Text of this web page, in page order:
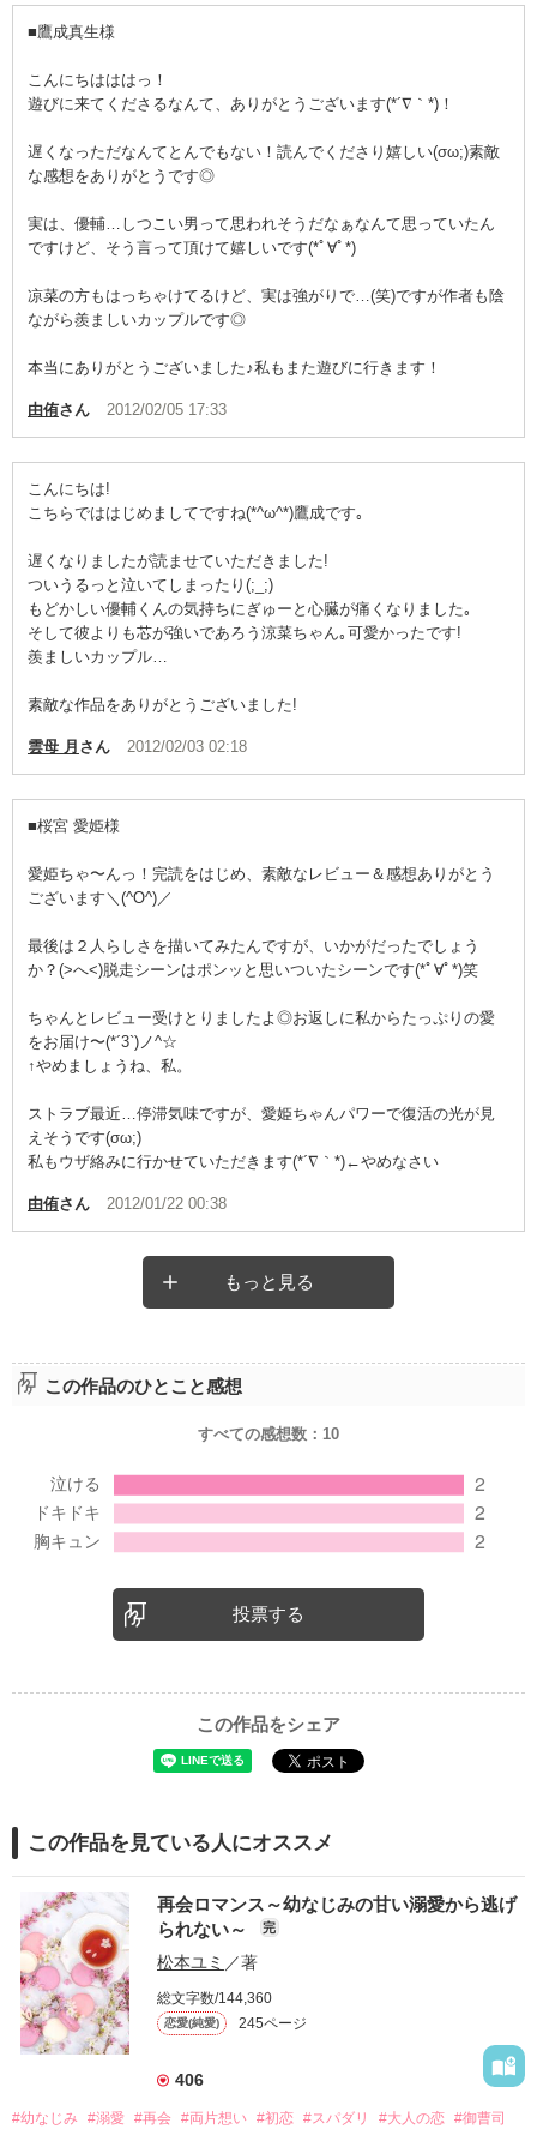
たこ焼き屋の鍵キャラと
センスある文章にも注目
是非ご一読を(*´ω｀*)
■鷹成真生様
こんにちはははっ！
遊びに来てくださるなんて、ありがとうございます(*´∇｀*)！
遅くなっただなんてとんでもない！読んでくださり嬉しい(σω;)素敵
な感想をありがとうです◎
実は、優輔…しつこい男って思われそうだなぁなんて思っていたん
ですけど、そう言って頂けて嬉しいです(*ﾟ∀ﾟ*)
凉菜の方もはっちゃけてるけど、実は強がりで…(笑)ですが作者も陰
ながら羨ましいカップルです◎
本当にありがとうございました♪私もまた遊びに行きます！
由侑さん 2012/02/05 17:33
こんにちは!
こちらでははじめましてですね(*^ω^*)鷹成です｡
遅くなりましたが読ませていただきました!
ついうるっと泣いてしまったり(;_;)
もどかしい優輔くんの気持ちにぎゅーと心臓が痛くなりました｡
そして彼よりも芯が強いであろう涼菜ちゃん｡可愛かったです!
羨ましいカップル…
素敵な作品をありがとうございました!
雲母 月 さん 2012/02/03 02:18
■桜宮 愛姫様
愛姫ちゃ〜んっ！完読をはじめ、素敵なレビュー＆感想ありがとう
ございます＼(^O^)／
最後は２人らしさを描いてみたんですが、いかがだったでしょう
か？(>へ<)脱走シーンはポンッと思いついたシーンです(*ﾟ∀ﾟ*)笑
ちゃんとレビュー受けとりましたよ◎お返しに私からたっぷりの愛
をお届け〜(*´3`)ノ^☆
↑やめましょうね、私。
ストラブ最近…停滞気味ですが、愛姫ちゃんパワーで復活の光が見
えそうです(σω;)
私もウザ絡みに行かせていただきます(*´∇｀*)←やめなさい
由侑さん 2012/01/22 00:38
もっと見る
この作品のひとこと感想
すべての感想数： 10
投票する
この作品をシェア
この作品を見ている人にオススメ
再会ロマンス～幼なじみの甘い溺愛から逃げ
られない～
完
松本ユミ ／著
総文字数/144,360
恋愛(純愛) 245ページ
406
#幼なじみ #溺愛 #再会 #両片想い #初恋 #スパダリ #大人の恋 #御曹司